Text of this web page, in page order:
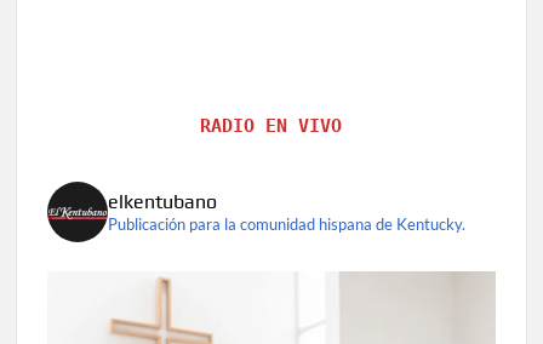
RADIO EN VIVO
elkentubano
Publicación para la comunidad hispana de Kentucky.